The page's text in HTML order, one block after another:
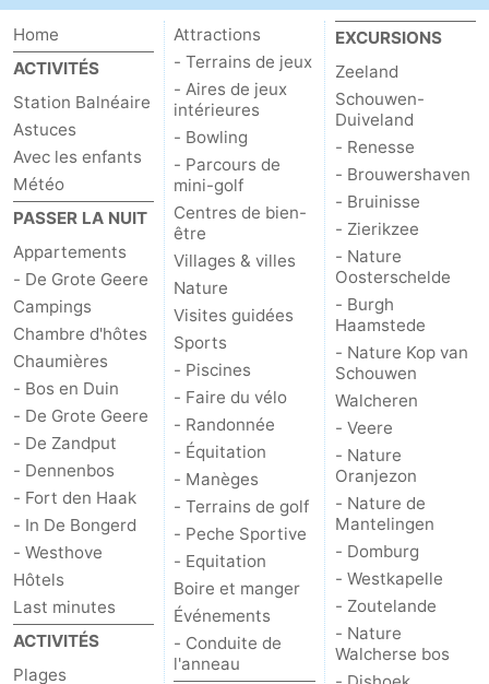
Home
ACTIVITÉS
Station Balnéaire
Astuces
Avec les enfants
Météo
PASSER LA NUIT
Appartements
- De Grote Geere
Campings
Chambre d'hôtes
Chaumières
- Bos en Duin
- De Grote Geere
- De Zandput
- Dennenbos
- Fort den Haak
- In De Bongerd
- Westhove
Hôtels
Last minutes
ACTIVITÉS
Plages
Attractions
- Terrains de jeux
- Aires de jeux
intérieures
- Bowling
- Parcours de
mini-golf
Centres de bien-
être
Villages & villes
Nature
Visites guidées
Sports
- Piscines
- Faire du vélo
- Randonnée
- Équitation
- Manèges
- Terrains de golf
- Peche Sportive
- Equitation
Boire et manger
Événements
- Conduite de
l'anneau
EXCURSIONS
Zeeland
Schouwen-
Duiveland
- Renesse
- Brouwershaven
- Bruinisse
- Zierikzee
- Nature
Oosterschelde
- Burgh
Haamstede
- Nature Kop van
Schouwen
Walcheren
- Veere
- Nature
Oranjezon
- Nature de
Mantelingen
- Domburg
- Westkapelle
- Zoutelande
- Nature
Walcherse bos